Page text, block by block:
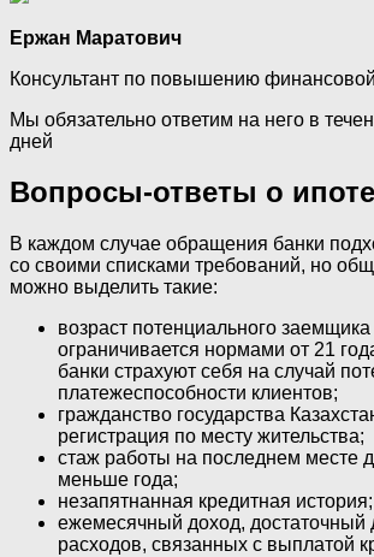
Ержан Маратович
Консультант по повышению
Мы обязательно ответим на него в
дней
Вопросы-ответы о
В каждом случае обращения банки
со своими списками требований, но
можно выделить такие:
возраст потенциального
ограничивается нормами от 21
банки страхуют себя на случай
платежеспособности клиентов;
гражданство государства
регистрация по месту жительства;
стаж работы на последнем месте
меньше года;
незапятнанная кредитная история;
ежемесячный доход, достаточный
расходов, связанных с выплатой